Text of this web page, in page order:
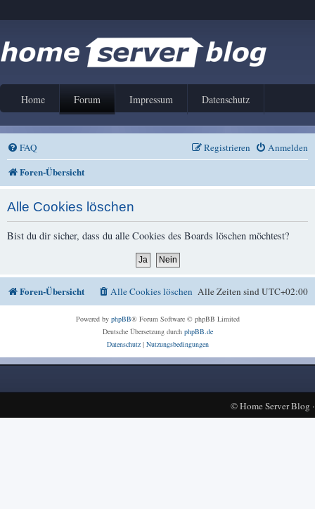
Home Forum Impressum Datenschutz
FAQ Anmelden
Registrieren
Foren-Übersicht
Alle Cookies löschen
Bist du dir sicher, dass du alle Cookies des Boards löschen möchtest?
Foren-Übersicht Alle Zeiten sindUTC+02:00
Alle Cookies löschen
Powered by phpBB® Forum Software © phpBB Limited
Deutsche Übersetzung durch phpBB.de
Datenschutz| Nutzungsbedingungen
©Home Server Blog